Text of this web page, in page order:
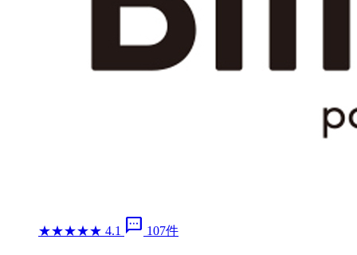
★★★★★ 4.1 sms 107件